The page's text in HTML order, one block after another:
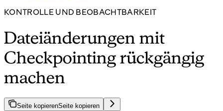
KONTROLLE UND BEOBACHTBARKEIT
Dateiänderungen mit
Checkpointing rückgängig
machen
Seite kopierenSeite kopieren